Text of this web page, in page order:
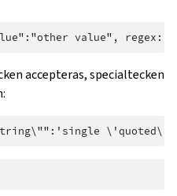
accepteras, specialtecken